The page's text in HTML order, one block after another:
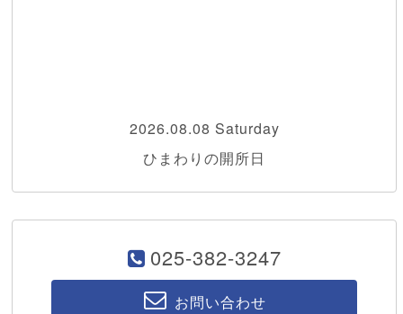
2026.08.08 Saturday
ひまわりの開所日
025-382-3247
お問い合わせ